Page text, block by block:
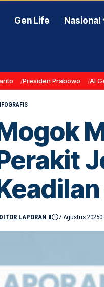
Gen Life Nasional
Presiden Prabowo AI
LAPORAN 8 7 Agustus 20250